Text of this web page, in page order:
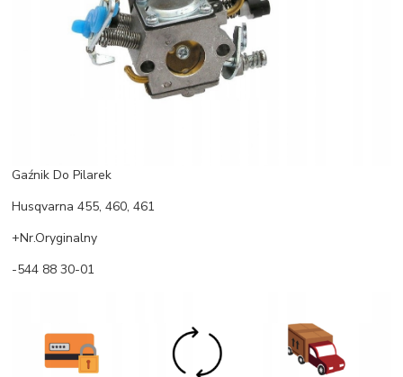
Gaźnik Do Pilarek
Husqvarna 455, 460, 461
+Nr.Oryginalny
-544 88 30-01